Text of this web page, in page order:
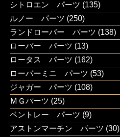
シトロエン パーツ (135)
ルノー パーツ (250)
ランドローバー パーツ (138)
ローバー パーツ (13)
ロータス パーツ (162)
ローバーミニ パーツ (53)
ジャガー パーツ (108)
ＭＧパーツ (25)
ベントレー パーツ (9)
アストンマーチン パーツ (30)